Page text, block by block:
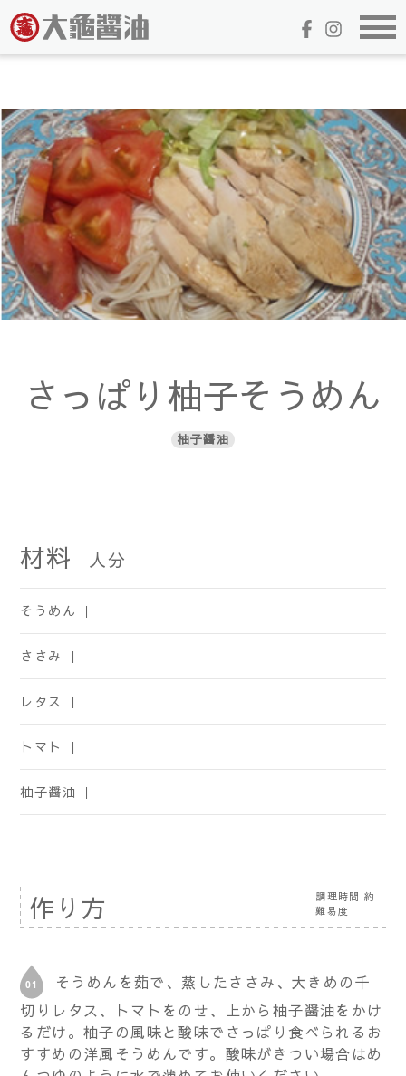
さっぱり柚子そうめん
柚子醤油
材料 人分
そうめん ｜
ささみ ｜
レタス ｜
トマト ｜
柚子醤油 ｜
作り方
調理時間 約
難易度
そうめんを茹で、蒸したささみ、大きめの千
切りレタス、トマトをのせ、上から柚子醤油をかけ
るだけ。柚子の風味と酸味でさっぱり食べられるお
すすめの洋風そうめんです。酸味がきつい場合はめ